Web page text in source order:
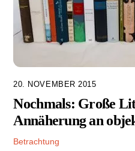
20. NOVEMBER 2015
Nochmals: Große
Annäherung an
Betrachtung